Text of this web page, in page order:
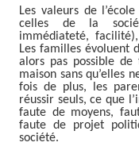
Les valeurs de
celles de la
immédiateté,
Les familles évoluent
alors pas possible
maison sans qu’elles
fois de plus, les
réussir seuls, ce que
faute de moyens,
faute de projet
société.